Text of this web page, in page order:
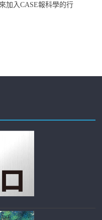
加入CASE報科學的行